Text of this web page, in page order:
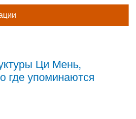
Ци Мень,
где упоминаются